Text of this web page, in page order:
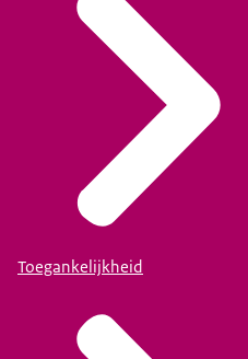
Toegankelijkheid